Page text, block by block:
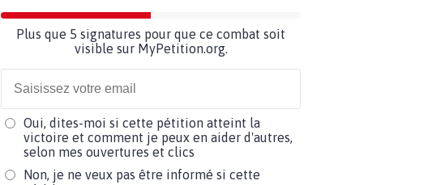
Plus que 5 signatures pour que ce combat soit
visible sur MyPetition.org.
Oui, dites-moi si cette pétition atteint la
victoire et comment je peux en aider d'autres,
selon mes ouvertures et clics
Non, je ne veux pas être informé si cette